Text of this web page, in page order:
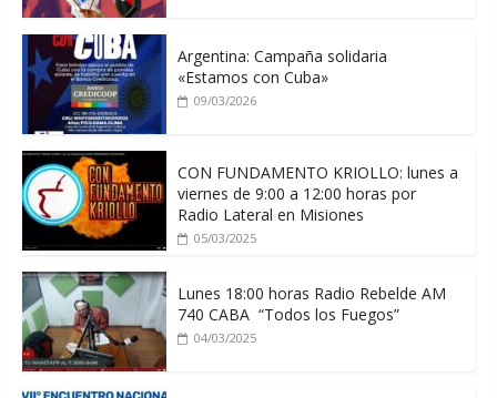
Argentina: Campaña solidaria
«Estamos con Cuba»
09/03/2026
CON FUNDAMENTO KRIOLLO: lunes a
viernes de 9:00 a 12:00 horas por
Radio Lateral en Misiones
05/03/2025
Lunes 18:00 horas Radio Rebelde AM
740 CABA “Todos los Fuegos”
04/03/2025